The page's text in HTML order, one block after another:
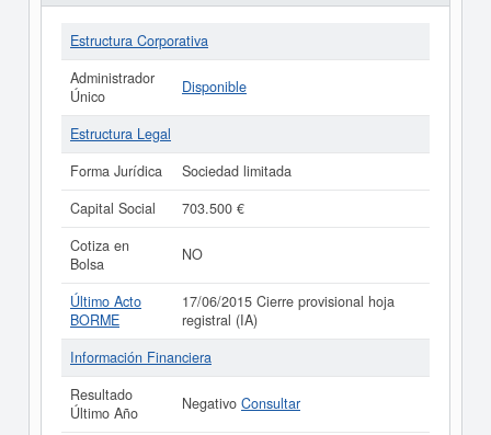
Estructura Corporativa
Administrador
Único
Disponible
Estructura Legal
Forma Jurídica
Sociedad limitada
Capital Social
703.500 €
Cotiza en
Bolsa
NO
Último Acto
BORME
17/06/2015 Cierre provisional hoja
registral (IA)
Información Financiera
Resultado
Último Año
Negativo Consultar